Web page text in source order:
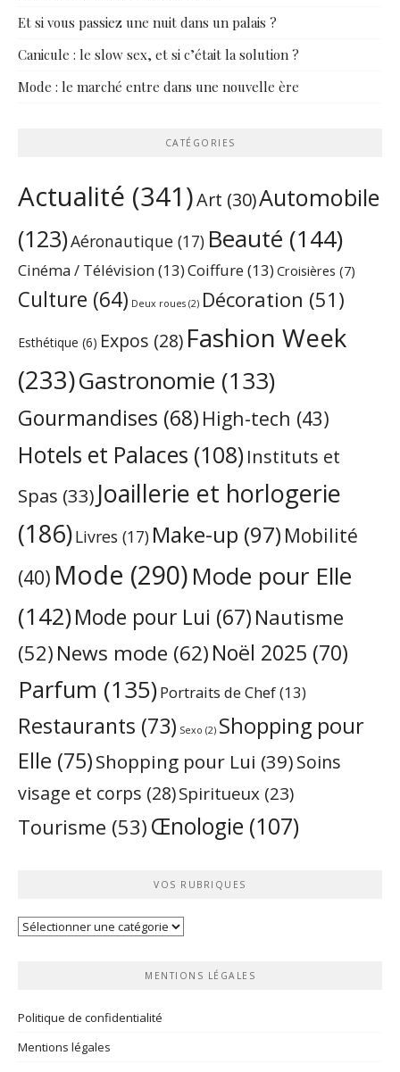
Et si vous passiez une nuit dans un palais ?
Canicule : le slow sex, et si c’était la solution ?
Mode : le marché entre dans une nouvelle ère
CATÉGORIES
Actualité (341)Art (30)Automobile
(123)Aéronautique (17) Beauté (144)
Cinéma / Télévision(13)Coiffure(13) Croisières (7)
Culture (64) Deux roues (2) Décoration (51)
Esthétique (6) Expos (28) Fashion Week
(233)Gastronomie (133)
Gourmandises (68) High-tech (43)
Hotels et Palaces (108) Instituts et
Spas (33) Joaillerie et horlogerie
(186)Livres (17) Make-up (97) Mobilité
(40) Mode (290)Mode pour Elle
(142)Mode pour Lui (67) Nautisme
(52) News mode (62)Noël 2025 (70)
Parfum (135)Portraits de Chef(13)
Restaurants (73) Sexo (2) Shopping pour
Elle (75)Shopping pour Lui (39)Soins
visage et corps (28)Spiritueux (23)
Tourisme (53) Œnologie (107)
VOS RUBRIQUES
Vos
MENTIONS LÉGALES
Politique de confidentialité
Mentions légales